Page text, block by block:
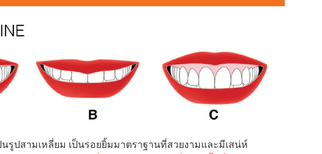
นรูปสามเหลี่ยม เป็นรอยยิ้มมาตราฐานที่สวยงามและมีเสน่ห์